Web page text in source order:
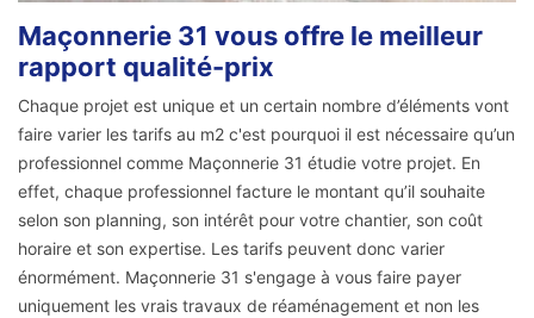
Maçonnerie 31 vous offre le meilleur
rapport qualité-prix
Chaque projet est unique et un certain nombre d’éléments vont
faire varier les tarifs au m2 c'est pourquoi il est nécessaire qu’un
professionnel comme Maçonnerie 31 étudie votre projet. En
effet, chaque professionnel facture le montant qu’il souhaite
selon son planning, son intérêt pour votre chantier, son coût
horaire et son expertise. Les tarifs peuvent donc varier
énormément. Maçonnerie 31 s'engage à vous faire payer
uniquement les vrais travaux de réaménagement et non les